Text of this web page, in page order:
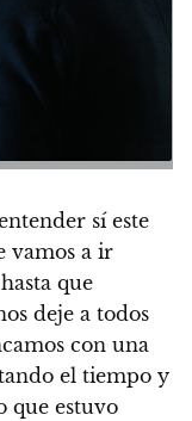
sí este
vamos a ir
que
deje a todos
con una
el tiempo y
que estuvo